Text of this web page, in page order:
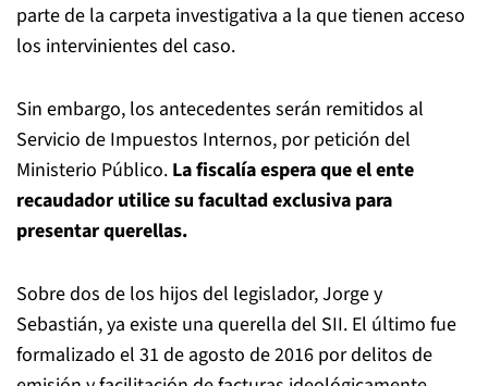
parte de la carpeta investigativa a la que tienen acceso
los intervinientes del caso.
Sin embargo, los antecedentes serán remitidos al
Servicio de Impuestos Internos, por petición del
Ministerio Público. La fiscalía espera que el ente
recaudador utilice su facultad exclusiva para
presentar querellas.
Sobre dos de los hijos del legislador, Jorge y
Sebastián, ya existe una querella del SII. El último fue
formalizado el 31 de agosto de 2016 por delitos de